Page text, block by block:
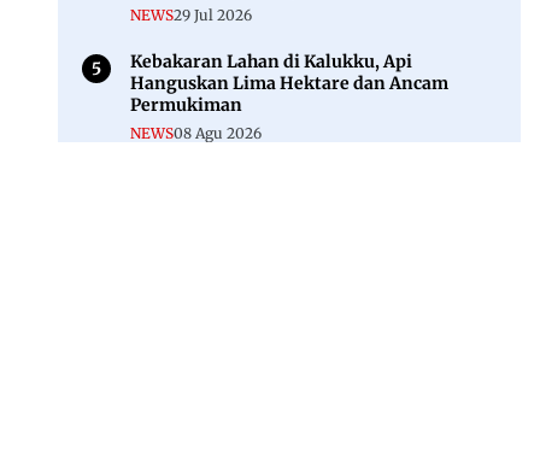
NEWS29 Jul 2026
Kebakaran Lahan di Kalukku, Api
Hanguskan Lima Hektare dan Ancam
Permukiman
NEWS08 Agu 2026